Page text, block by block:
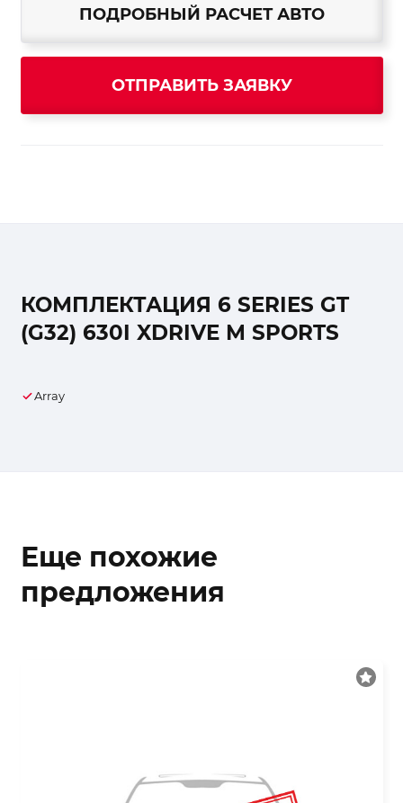
ПОДРОБНЫЙ РАСЧЕТ АВТО
ОТПРАВИТЬ ЗАЯВКУ
КОМПЛЕКТАЦИЯ 6 SERIES GT
(G32) 630I XDRIVE M SPORTS
Array
Еще похожие
предложения